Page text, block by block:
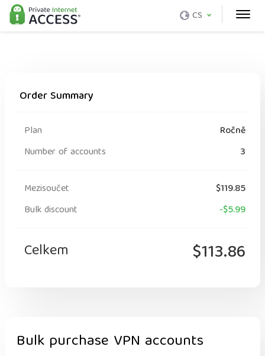
CS
Order Summary
Plan
Ročně
Number of accounts
3
Mezisoučet
$119.85
Bulk discount
-$5.99
Celkem $113.86
Bulk purchase VPN accounts